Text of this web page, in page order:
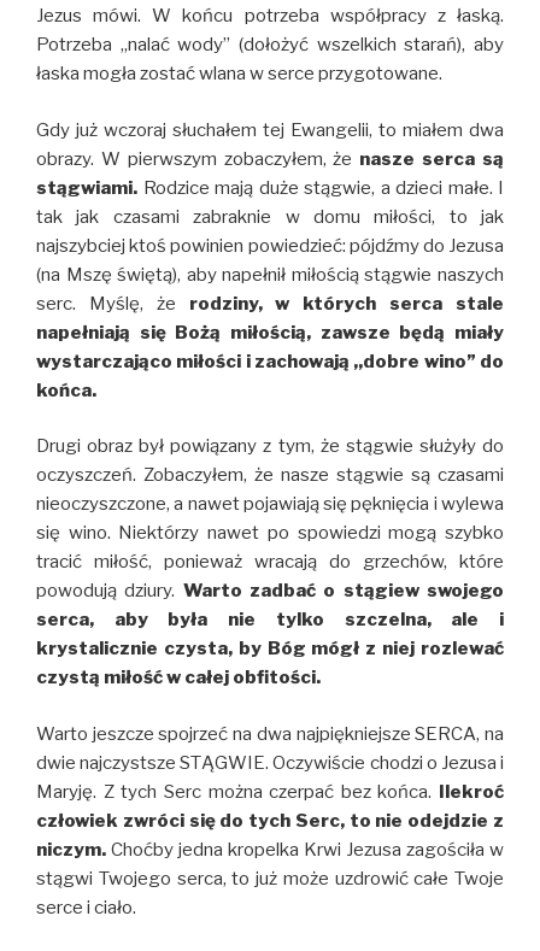
Jezus mówi. W końcu potrzeba współpracy z łaską.
Potrzeba ,,nalać wody” (dołożyć wszelkich starań), aby
łaska mogła zostać wlana w serce przygotowane.
Gdy już wczoraj słuchałem tej Ewangelii, to miałem dwa
obrazy. W pierwszym zobaczyłem, że nasze serca są
stągwiami. Rodzice mają duże stągwie, a dzieci małe. I
tak jak czasami zabraknie w domu miłości, to jak
najszybciej ktoś powinien powiedzieć: pójdźmy do Jezusa
(na Mszę świętą), aby napełnił miłością stągwie naszych
serc. Myślę, że rodziny, w których serca stale
napełniają się Bożą miłością, zawsze będą miały
wystarczająco miłości i zachowają ,,dobre wino” do
końca.
Drugi obraz był powiązany z tym, że stągwie służyły do
oczyszczeń. Zobaczyłem, że nasze stągwie są czasami
nieoczyszczone, a nawet pojawiają się pęknięcia i wylewa
się wino. Niektórzy nawet po spowiedzi mogą szybko
tracić miłość, ponieważ wracają do grzechów, które
powodują dziury. Warto zadbać o stągiew swojego
serca, aby była nie tylko szczelna, ale i
krystalicznie czysta, by Bóg mógł z niej rozlewać
czystą miłość w całej obfitości.
Warto jeszcze spojrzeć na dwa najpiękniejsze SERCA, na
dwie najczystsze STĄGWIE. Oczywiście chodzi o Jezusa i
Maryję. Z tych Serc można czerpać bez końca. Ilekroć
człowiek zwróci się do tych Serc, to nie odejdzie z
niczym. Choćby jedna kropelka Krwi Jezusa zagościła w
stągwi Twojego serca, to już może uzdrowić całe Twoje
serce i ciało.